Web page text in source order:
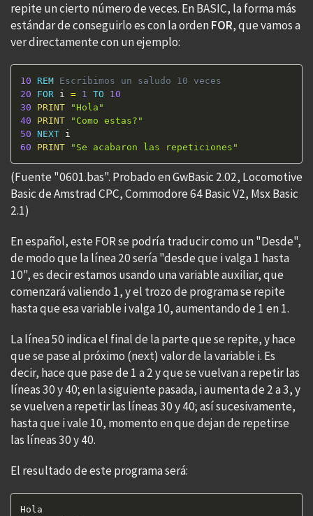
repite un cierto número de veces. En BASIC, la forma más
estándar de conseguirlo es con la ordenFOR, que vamos a
ver directamente con un ejemplo:
10 REM Escribimos un saludo 10 veces
20
FOR i = 1 TO
10
30
PRINT
"Hola"
40
PRINT
"Como estas?"
50 NEXT
60
PRINT "Se acabaron las repeticiones"
(Fuente "0601.bas". Probado en GwBasic 2.02, Locomotive
Basic de Amstrad CPC, Commodore 64 Basic V2, Msx Basic
2.1)
En español, este FOR se podría traducir como un "Desde",
de modo que la línea 20 sería "desde que i valga 1 hasta
10", es decir estamos usando una variable auxiliar, que
comenzará valiendo 1, y el trozo de programa se repite
hasta que esa variable i valga 10, aumentando de 1 en 1.
La línea 50 indica el final de la parte que se repite, y hace
que se pase al próximo (next) valor de la variable i. Es
decir, hace que pase de 1 a 2 y que se vuelvan a repetir las
líneas 30 y 40; en la siguiente pasada, i aumenta de 2 a 3, y
se vuelven a repetir las líneas 30 y 40; así sucesivamente,
hasta que i vale 10, momento en que dejan de repetirse
las líneas 30 y 40.
El resultado de este programa será:
Hola